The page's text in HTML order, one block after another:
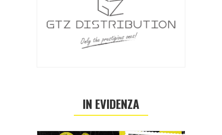
IN EVIDENZA